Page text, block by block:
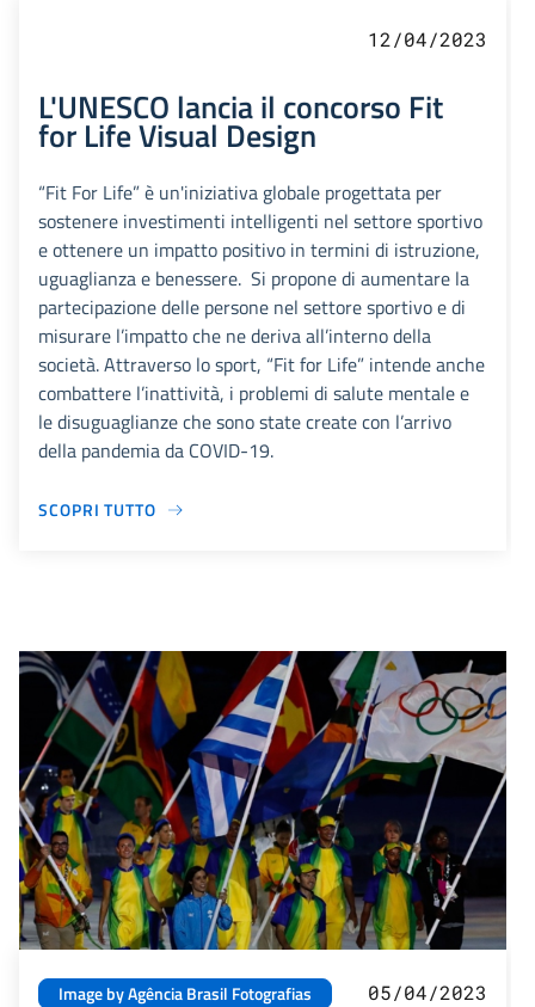
12/04/2023
L'UNESCO lancia il concorso Fit
for Life Visual Design
“Fit For Life” è un'iniziativa globale progettata per
sostenere investimenti intelligenti nel settore sportivo
e ottenere un impatto positivo in termini di istruzione,
uguaglianza e benessere. Si propone di aumentare la
partecipazione delle persone nel settore sportivo e di
misurare l’impatto che ne deriva all’interno della
società. Attraverso lo sport, “Fit for Life” intende anche
combattere l’inattività, i problemi di salute mentale e
le disuguaglianze che sono state create con l’arrivo
della pandemia da COVID-19.
SCOPRI TUTTO
Image by Agência Brasil Fotografias 05/04/2023